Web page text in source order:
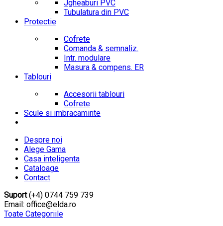
Jgheaburi PVC
Tubulatura din PVC
Protectie
Cofrete
Comanda & semnaliz.
Intr. modulare
Masura & compens. ER
Tablouri
Accesorii tablouri
Cofrete
Scule si imbracaminte
Despre noi
Alege Gama
Casa inteligenta
Cataloage
Contact
Suport(+4) 0744 759 739
Email: office@elda.ro
Toate Categoriile